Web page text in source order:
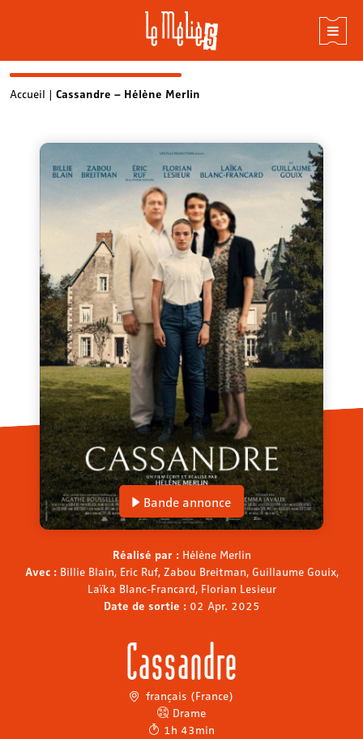
SkipAccueil | Cassandre – Hélène Merlin
Bande annonce
Réalisé par : Hélène Merlin
Avec : Billie Blain, Eric Ruf, Zabou Breitman, Guillaume Gouix,
Laïka Blanc-Francard, Florian Lesieur
Date de sortie : 02 Apr. 2025
Cassandre
français (France)
Drame
1h 43min